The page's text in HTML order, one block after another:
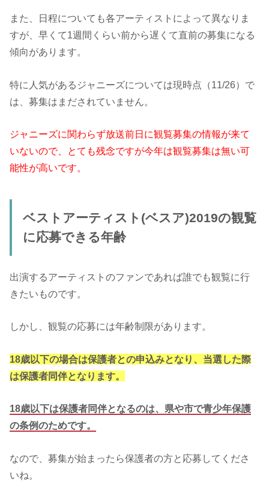
また、日程についても各アーティストによって異なりま
すが、早くて1週間くらい前から遅くて直前の募集になる
傾向があります。
特に人気があるジャニーズについては現時点（11/26）で
は、募集はまだされていません。
ジャニーズに関わらず放送前日に観覧募集の情報が来て
いないので、とても残念ですが今年は観覧募集は無い可
能性が高いです。
ベストアーティスト(ベスア)2019の観覧
に応募できる年齢
出演するアーティストのファンであれば誰でも観覧に行
きたいものです。
しかし、観覧の応募には年齢制限があります。
18歳以下の場合は保護者との申込みとなり、当選した際
は保護者同伴となります。
18歳以下は保護者同伴となるのは、県や市で青少年保護
の条例のためです。
なので、募集が始まったら保護者の方と応募してくださ
いね。